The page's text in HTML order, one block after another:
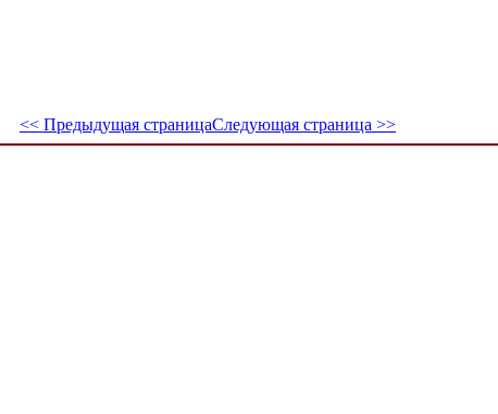
<< Предыдущая страницаСледующая страница >>